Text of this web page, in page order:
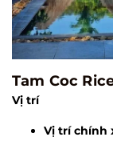
Tam Coc
Vị trí
Vị trí chính